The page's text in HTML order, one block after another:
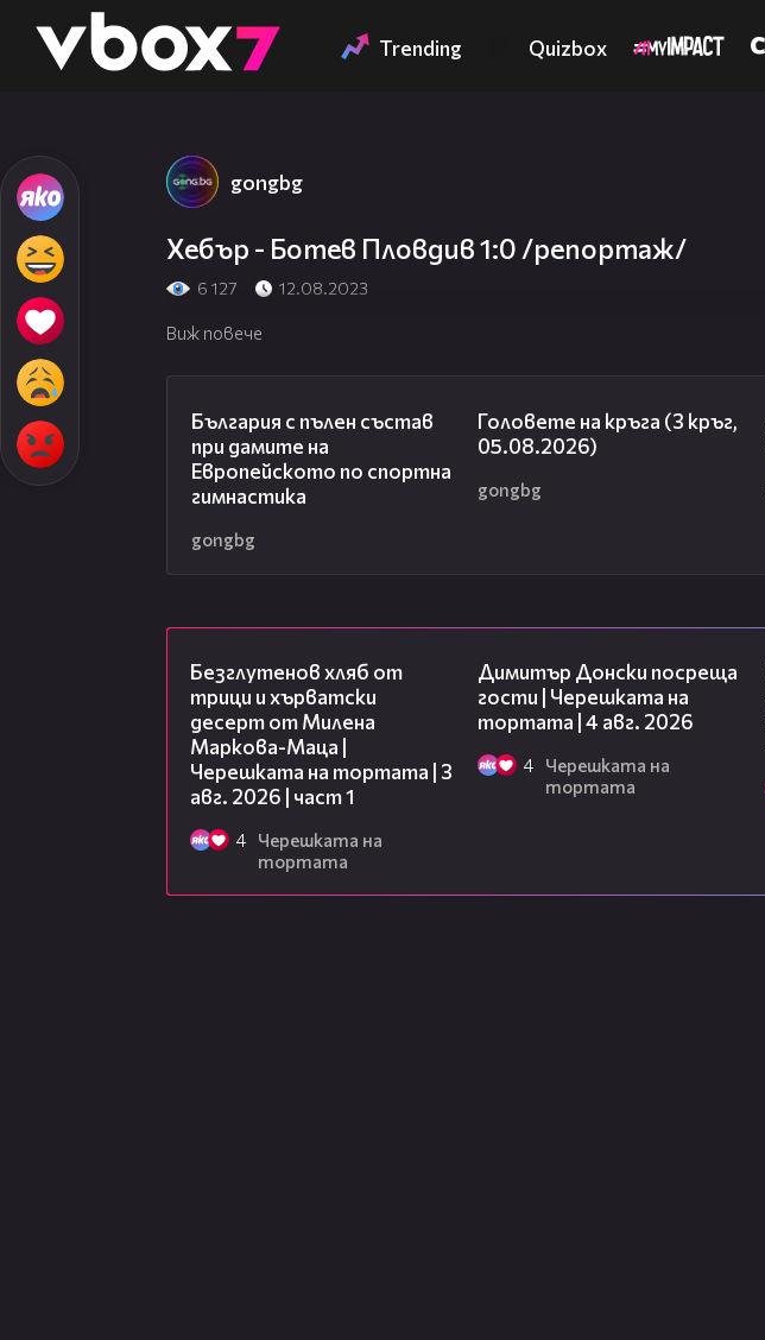
👾 Trending Quizbox
gongbg
Хебър - Ботев Пловдив 1:0 /репортаж/
6 127 12.08.2023
Виж повече
България с пълен състав
при дамите на
Европейското по спортна
гимнастика
gongbg
Головете на кръга (3 кръг,
05.08.2026)
gongbg
Безглутенов хляб от
трици и хърватски
десерт от Милена
Маркова-Маца |
Черешката на тортата | 3
авг. 2026 | част 1
4
Черешката на
тортата
Димитър Донски посреща
гости | Черешката на
тортата | 4 авг. 2026
4
Черешката на
тортата